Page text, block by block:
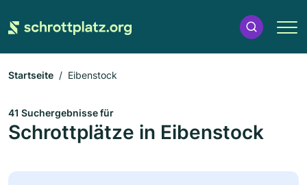
Startseite Eibenstock
41 Suchergebnisse für
Schrottplätze in Eibenstock